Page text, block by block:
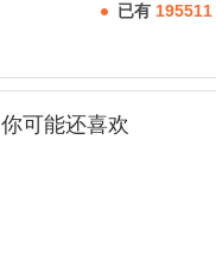
已有 195511
你可能还喜欢